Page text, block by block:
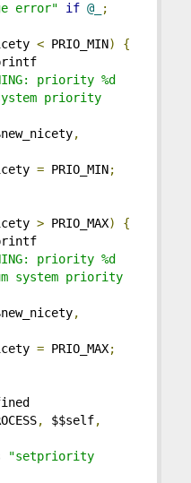
error" if @_ ;
< PRIO_MIN)
{
priority %d
priority
,
= PRIO_MIN;
> PRIO_MAX)
{
priority %d
system priority
,
= PRIO_MAX;
, $$self,
"setpriority